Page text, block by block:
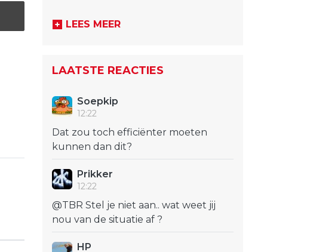
LEES MEER
LAATSTE REACTIES
Soepkip
12:22
Dat zou toch efficiënter moeten
kunnen dan dit?
Prikker
12:22
@TBR Stel je niet aan.. wat weet jij
nou van de situatie af ?
HP